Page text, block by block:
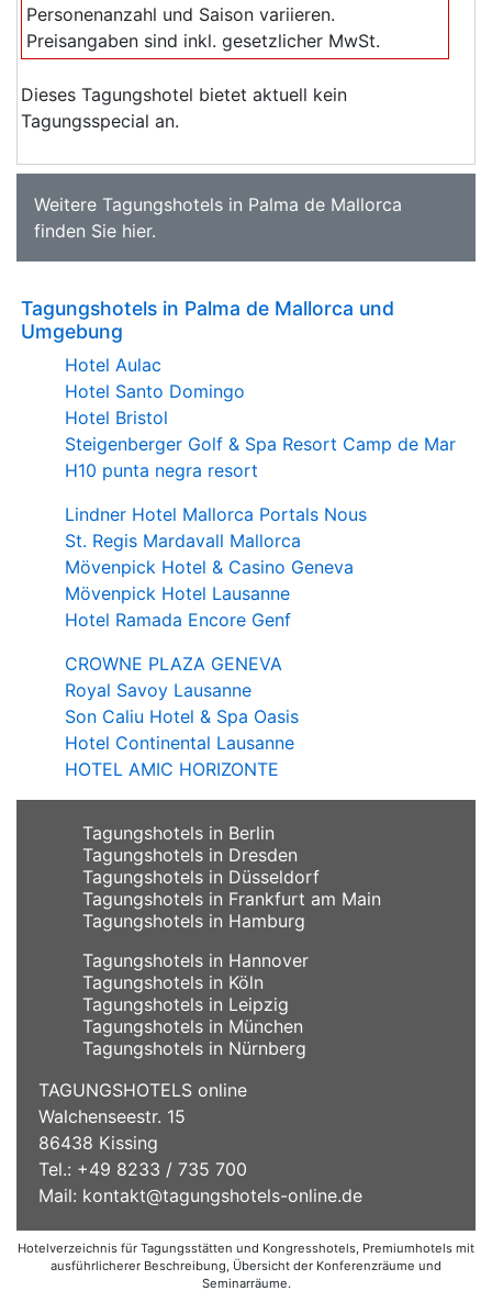
Personenanzahl und Saison variieren.
Preisangaben sind inkl. gesetzlicher MwSt.
Dieses Tagungshotel bietet aktuell kein
Tagungsspecial an.
Weitere Tagungshotels in Palma de Mallorca
finden Sie hier.
Tagungshotels in Palma de Mallorca und
Umgebung
Hotel Aulac
Hotel Santo Domingo
Hotel Bristol
Steigenberger Golf & Spa Resort Camp de Mar
H10 punta negra resort
Lindner Hotel Mallorca Portals Nous
St. Regis Mardavall Mallorca
Mövenpick Hotel & Casino Geneva
Mövenpick Hotel Lausanne
Hotel Ramada Encore Genf
CROWNE PLAZA GENEVA
Royal Savoy Lausanne
Son Caliu Hotel & Spa Oasis
Hotel Continental Lausanne
HOTEL AMIC HORIZONTE
Tagungshotels in Berlin
Tagungshotels in Dresden
Tagungshotels in Düsseldorf
Tagungshotels in Frankfurt am Main
Tagungshotels in Hamburg
Tagungshotels in Hannover
Tagungshotels in Köln
Tagungshotels in Leipzig
Tagungshotels in München
Tagungshotels in Nürnberg
TAGUNGSHOTELS online
Walchenseestr. 15
86438 Kissing
Tel.: +49 8233 / 735 700
Mail: kontakt@tagungshotels-online.de
Hotelverzeichnis für Tagungsstätten und Kongresshotels, Premiumhotels mit
ausführlicherer Beschreibung, Übersicht der Konferenzräume und
Seminarräume.